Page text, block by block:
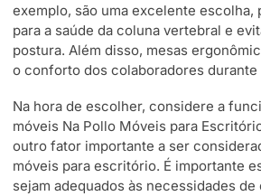
exemplo, são uma excelente escolha,
para a saúde da coluna vertebral e
postura. Além disso, mesas
o conforto dos colaboradores durante
Na hora de escolher, considere a
móveis Na Pollo Móveis para
outro fator importante a ser
móveis para escritório. É importante
sejam adequados às necessidades de